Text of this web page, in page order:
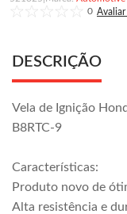
0
DESCRIÇÃO
Vela de Ignição
B8RTC-9
Características:
Produto novo de
Alta resistência e